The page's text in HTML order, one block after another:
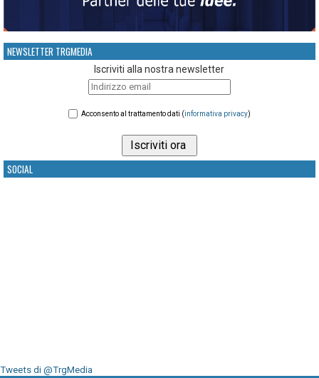
NEWSLETTER TRGMEDIA
Iscriviti alla nostra newsletter
Acconsento al trattamento dati (informativa privacy)
SOCIAL
Tweets di @TrgMedia